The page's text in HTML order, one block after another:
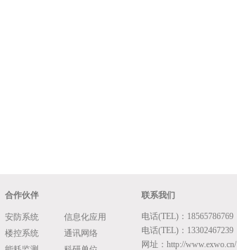
合作伙伴
安防系统
楼控系统
信息化应用
通讯网络
联系我们
电话(TEL)：18565786769
电话(TEL)：13302467239
网址：http://www.exwo.cn/